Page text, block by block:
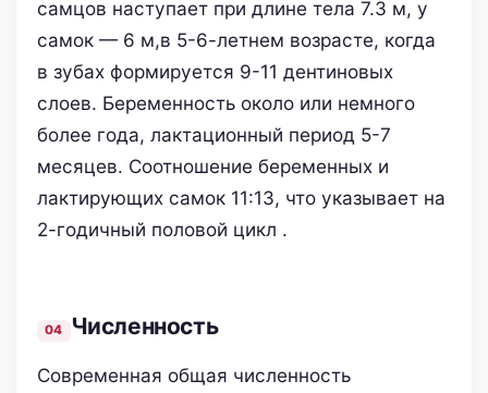
самцов наступает при длине тела 7.3 м, у
самок — 6 м,в 5-6-летнем возрасте, когда
в зубах формируется 9-11 дентиновых
слоев. Беременность около или немного
более года, лактационный период 5-7
месяцев. Соотношение беременных и
лактирующих самок 11:13, что указывает на
2-годичный половой цикл .
Численность
Современная общая численность